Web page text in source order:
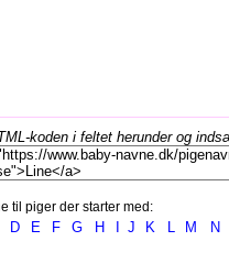
koden i feltet herunder og
til piger der starter med:
D E F G H J K L M N